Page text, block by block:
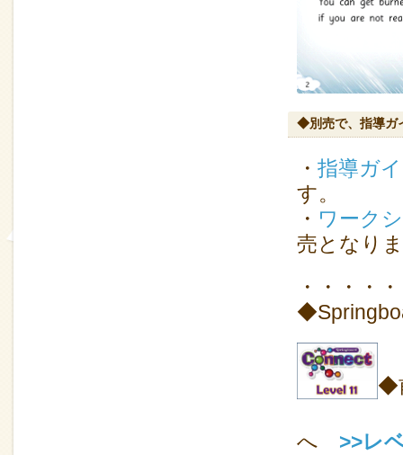
◆別売で、指導ガ
・ 指導ガ
す。
・ ワーク
売となり
・・・・
◆
へ >>レ